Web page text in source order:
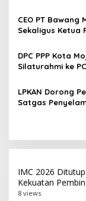
p
o
s
Dunia
CEO PT Bawang
Sekaligus Ketua
Tembakau di
DPC PPP Kota
Silaturahmi ke
Masyarakat
LPKAN Dorong
Satgas
IMC 2026
Kekuatan
8 views